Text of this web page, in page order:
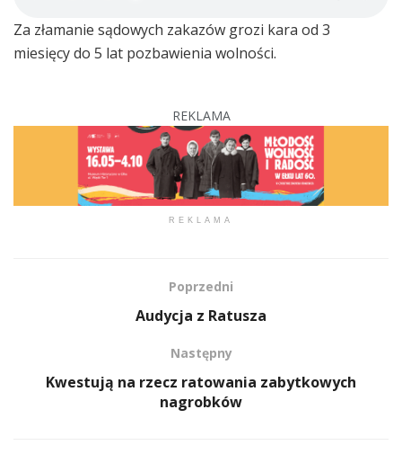
Za złamanie sądowych zakazów grozi kara od 3
miesięcy do 5 lat pozbawienia wolności.
REKLAMA
REKLAMA
Poprzedni
Audycja z Ratusza
Następny
Kwestują na rzecz ratowania zabytkowych
nagrobków